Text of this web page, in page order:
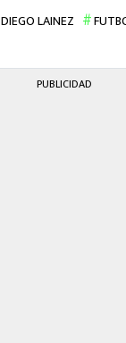
DIEGO LAINEZ
PUBLICIDAD